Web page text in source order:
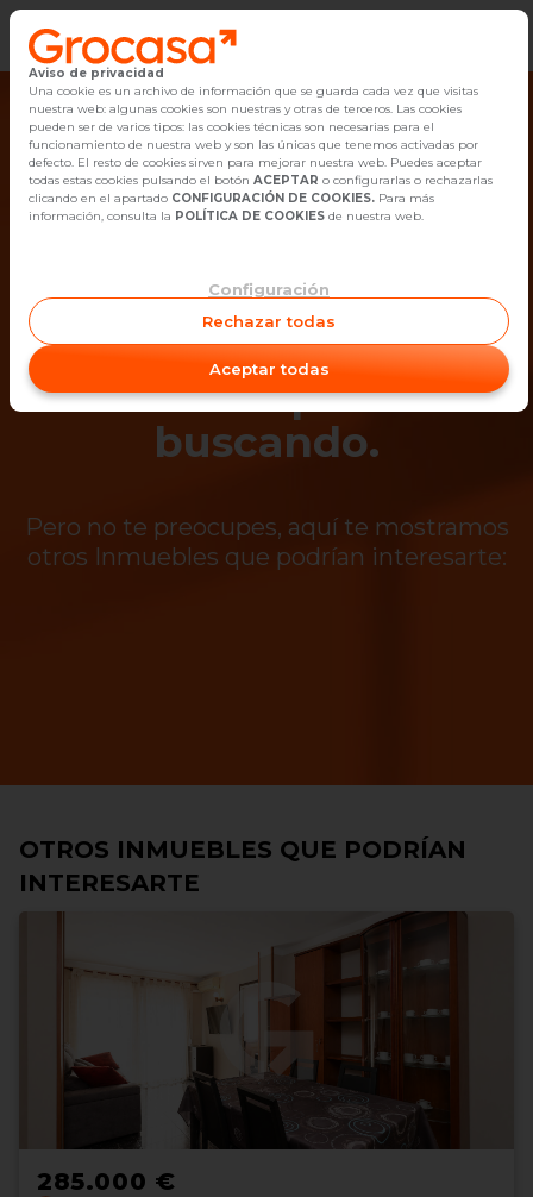
Vender
Buscar Inmuebles
Alquiler
Empleo
Oficinas
Contacto
¡Ups! Ya no está
disponible el
inmueble que estás
buscando.
Pero no te preocupes, aquí te mostramos
otros Inmuebles que podrían interesarte:
OTROS INMUEBLES QUE PODRÍAN
INTERESARTE
285.000 €
Aviso de privacidad
Una cookie es un archivo de información que se guarda cada vez que visitas
nuestra web: algunas cookies son nuestras y otras de terceros. Las cookies
pueden ser de varios tipos: las cookies técnicas son necesarias para el
funcionamiento de nuestra web y son las únicas que tenemos activadas por
defecto. El resto de cookies sirven para mejorar nuestra web. Puedes aceptar
todas estas cookies pulsando el botón ACEPTAR o configurarlas o rechazarlas
clicando en el apartado CONFIGURACIÓN DE COOKIES. Para más
información, consulta la POLÍTICA DE COOKIES de nuestra web.
Configuración
Rechazar todas
Aceptar todas